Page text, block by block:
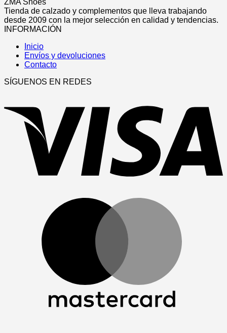
en
la
página
producto
era:
29,99€.
es:
5,00€.
tiene
múltiples
variantes.
opciones
pueden
en
de
producto
ZMA Shoes
Tienda de calzado y complementos que lleva trabajando
desde 2009 con la mejor selección en calidad y tendencias.
INFORMACIÓN
Inicio
Envíos y devoluciones
Contacto
SÍGUENOS EN REDES